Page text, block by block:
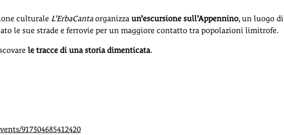
culturale L’ErbaCanta organizza un’escursione sull’Appennino, un luogo di
le sue strade e ferrovie per un maggiore contatto tra popolazioni limitrofe.
le tracce di una storia dimenticata.
917304685412420